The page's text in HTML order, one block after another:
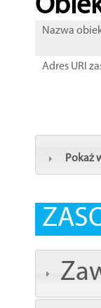
Nazwa
Adres URI
Pokaż